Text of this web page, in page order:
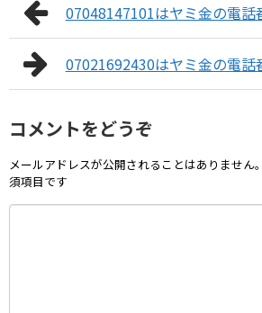
07048147101はヤミ金の電話
07021692430はヤミ金の電話
コメントをどうぞ
メールアドレスが公開されることはありません。
須項目です